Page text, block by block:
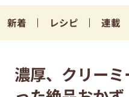
新着 レシピ 連載
濃厚、クリー